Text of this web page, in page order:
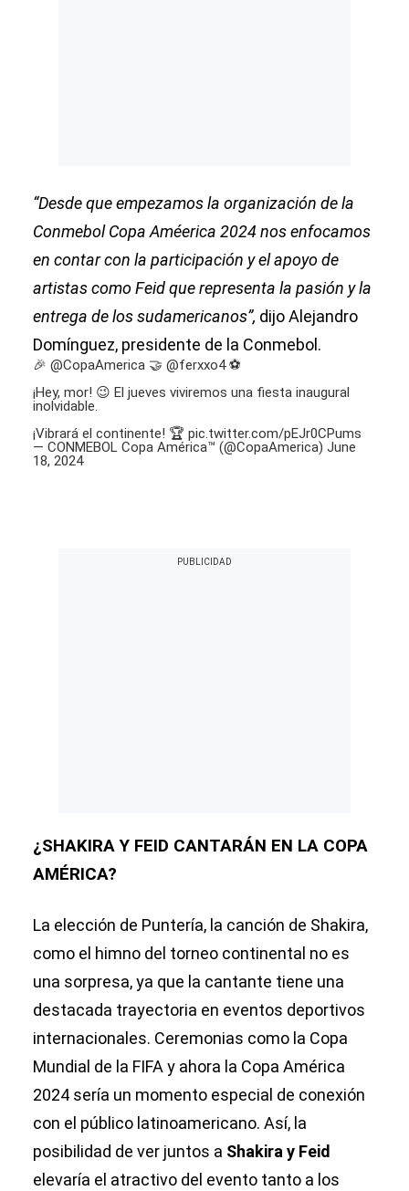
“Desde que empezamos la organización de la
Conmebol Copa Améerica 2024 nos enfocamos
en contar con la participación y el apoyo de
artistas como Feid que representa la pasión y la
entrega de los sudamericanos”, dijo Alejandro
Domínguez, presidente de la Conmebol.
🎉 @CopaAmerica 🤝 @ferxxo4⚽️
¡Hey, mor! 😉 El jueves viviremos una fiesta inaugural
inolvidable.
¡Vibrará el continente! 🏆 pic.twitter.com/pEJr0CPums
— CONMEBOL Copa América™️ (@CopaAmerica) June
18, 2024
¿SHAKIRA Y FEID CANTARÁN EN LA COPA
AMÉRICA?
La elección de Puntería, la canción de Shakira,
como el himno del torneo continental no es
una sorpresa, ya que la cantante tiene una
destacada trayectoria en eventos deportivos
internacionales. Ceremonias como la Copa
Mundial de la FIFA y ahora la Copa América
2024 sería un momento especial de conexión
con el público latinoamericano. Así, la
posibilidad de ver juntos a Shakira y Feid
elevaría el atractivo del evento tanto a los